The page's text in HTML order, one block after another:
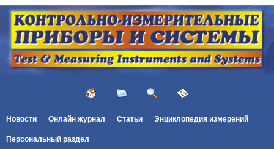
Новости Онлайн журнал Статьи Энциклопедия измерений
Персональный раздел